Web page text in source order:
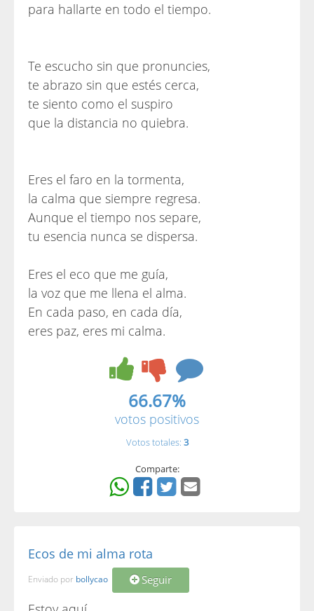
para hallarte en todo el tiempo.
Te escucho sin que pronuncies,
te abrazo sin que estés cerca,
te siento como el suspiro
que la distancia no quiebra.
Eres el faro en la tormenta,
la calma que siempre regresa.
Aunque el tiempo nos separe,
tu esencia nunca se dispersa.
Eres el eco que me guía,
la voz que me llena el alma.
En cada paso, en cada día,
eres paz, eres mi calma.
66.67%
votos positivos
Votos totales: 3
Comparte:
Ecos de mi alma rota
Enviado por bollycao Seguir